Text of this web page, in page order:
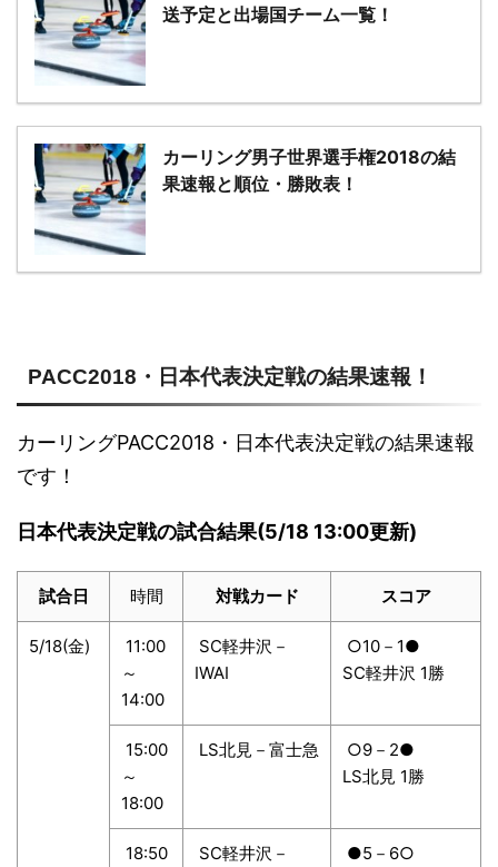
送予定と出場国チーム一覧！
カーリング男子世界選手権2018の結
果速報と順位・勝敗表！
PACC2018・日本代表決定戦の結果速報！
カーリングPACC2018・日本代表決定戦の結果速報
です！
日本代表決定戦の試合結果(5/18 13:00更新)
試合日 時間 対戦カード スコア
5/18(金)
11:00
～
14:00
SC軽井沢－
IWAI
○10－1●
SC軽井沢 1勝
15:00
～
18:00
LS北見－富士急
○9－2●
LS北見 1勝
18:50
SC軽井沢－
●5－6○